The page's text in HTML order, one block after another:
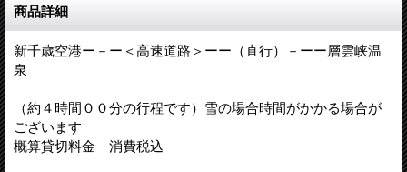
商品詳細
新千歳空港ー－ー＜高速道路＞ーー（直行）－ーー層雲峡温
泉
（約４時間００分の行程です）雪の場合時間がかかる場合が
ございます
概算貸切料金 消費税込